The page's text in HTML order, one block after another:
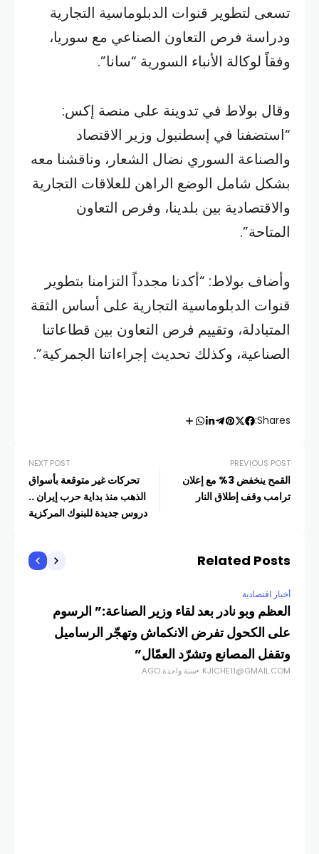
تسعى لتطوير قنوات الدبلوماسية التجارية
ودراسة فرص التعاون الصناعي مع سوريا،
وفقاً لوكالة الأنباء السورية “سانا”.
وقال بولاط في تدوينة على منصة إكس:
“استضفنا في إسطنبول وزير الاقتصاد
والصناعة السوري نضال الشعار، وناقشنا معه
بشكل شامل الوضع الراهن للعلاقات التجارية
والاقتصادية بين بلدينا، وفرص التعاون
المتاحة”.
وأضاف بولاط: “أكدنا مجدداً التزامنا بتطوير
قنوات الدبلوماسية التجارية على أساس الثقة
المتبادلة، وتقييم فرص التعاون بين قطاعاتنا
الصناعية، وكذلك تحديث إجراءاتنا الجمركية”.
Shares:
PREVIOUS POST
القمح ينخفض 3% مع إعلان
ترامب وقف إطلاق النار
NEXT POST
تحركات غير متوقعة بأسواق
الذهب منذ بداية حرب إيران ..
دروس جديدة للبنوك المركزية
Related Posts
أخبار اقتصادية
العظم وبو نادر بعد لقاء وزير الصناعة:” الرسوم
على الكحول تفرض الانكماش وتهجّر الرساميل
وتقفل المصانع وتشرّد العمّال”
KJICHE11@GMAIL.COM سنة واحدة AGO